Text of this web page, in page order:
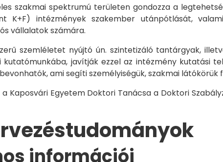
szakmai spektrumú területen gondozza a
K+F) intézmények szakember utánpótlását,
vállalatok számára.
szemléletet nyújtó ún. szintetizáló tantárgyak,
javítják ezzel az intézmény kutatási
ami segíti személyiségük, szakmai
Kaposvári Egyetem Doktori Tanácsa a Doktori
információi